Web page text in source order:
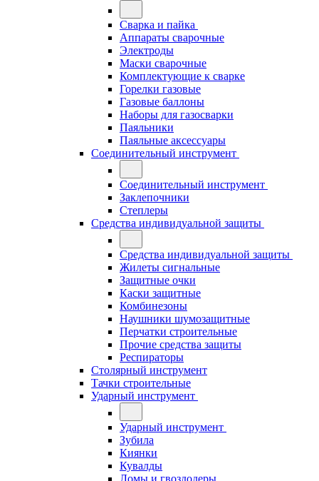
Сварка и пайка
Аппараты сварочные
Электроды
Маски сварочные
Комплектующие к сварке
Горелки газовые
Газовые баллоны
Наборы для газосварки
Паяльники
Паяльные аксессуары
Соединительный инструмент
Соединительный инструмент
Заклепочники
Степлеры
Средства индивидуальной защиты
Средства индивидуальной защиты
Жилеты сигнальные
Защитные очки
Каски защитные
Комбинезоны
Наушники шумозащитные
Перчатки строительные
Прочие средства защиты
Респираторы
Столярный инструмент
Тачки строительные
Ударный инструмент
Ударный инструмент
Зубила
Киянки
Кувалды
Ломы и гвоздодеры